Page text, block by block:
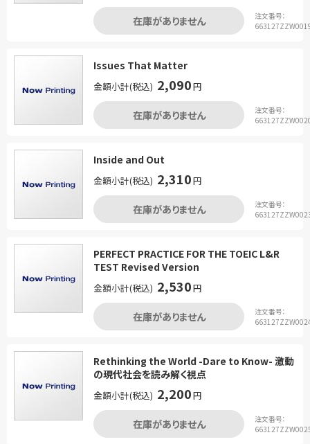
在庫がありません
注文番号：
Issues That Matter
金額小計(税込) 2,090円
在庫がありません
注文番号：
Inside and Out
金額小計(税込) 2,310円
在庫がありません
注文番号：
PERFECT PRACTICE FOR THE TOEIC L&R
TEST Revised Version
金額小計(税込) 2,530円
在庫がありません
注文番号：
Rethinking the World -Dare to Know- 激動
の現代社会を読み解く視点
金額小計(税込) 2,200円
在庫がありません
注文番号：